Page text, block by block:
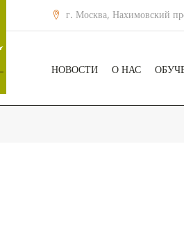
г. Москва, Нахимовский
НОВОСТИ О НАС